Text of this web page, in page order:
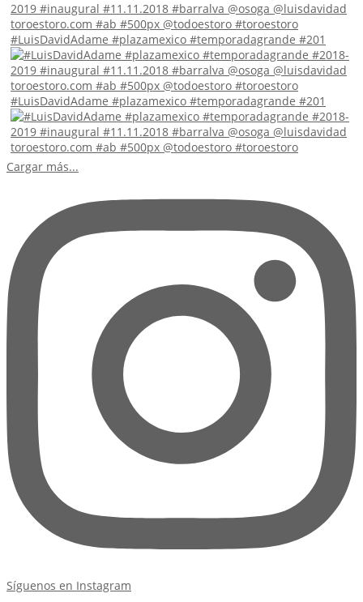
#LuisDavidAdame #plazamexico #temporadagrande #201
#LuisDavidAdame #plazamexico #temporadagrande #201
Cargar más...
Síguenos en Instagram